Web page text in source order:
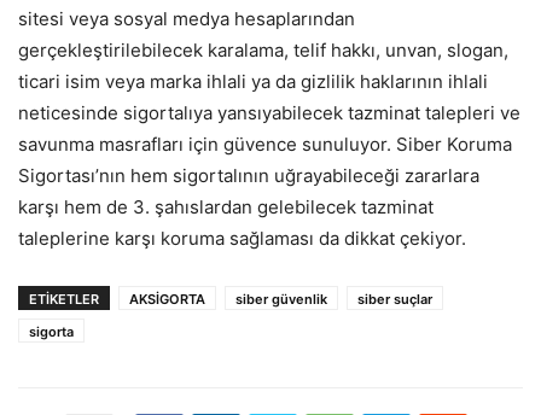
sitesi veya sosyal medya hesaplarından
gerçekleştirilebilecek karalama, telif hakkı, unvan, slogan,
ticari isim veya marka ihlali ya da gizlilik haklarının ihlali
neticesinde sigortalıya yansıyabilecek tazminat talepleri ve
savunma masrafları için güvence sunuluyor. Siber Koruma
Sigortası’nın hem sigortalının uğrayabileceği zararlara
karşı hem de 3. şahıslardan gelebilecek tazminat
taleplerine karşı koruma sağlaması da dikkat çekiyor.
ETIKETLER AKSİGORTA siber güvenlik
siber suçlar
sigorta